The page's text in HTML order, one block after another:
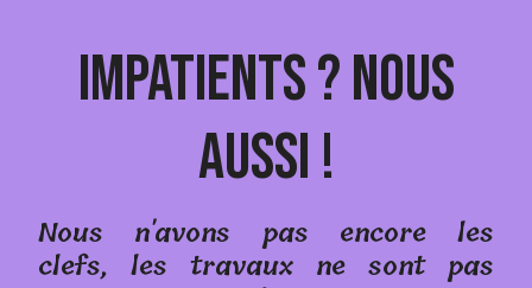
Impatients ? Nous
aussi !
Nous n'avons pas encore les
clefs, les travaux ne sont pas